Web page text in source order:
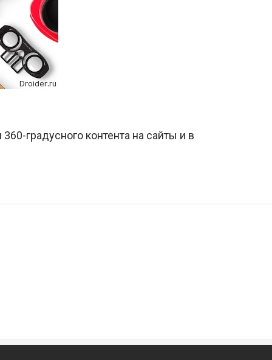
градусного контента на сайты и в